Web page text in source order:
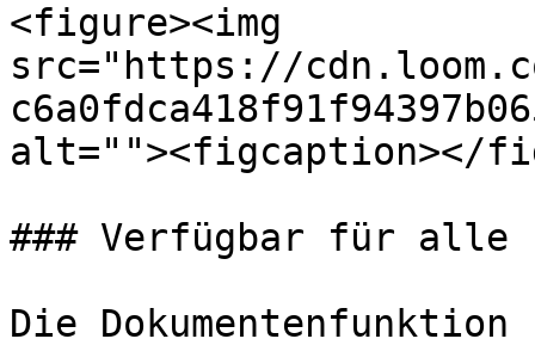
<figure><img
src="https://
alt=""><figcaption></
### Verfügbar für alle
Die